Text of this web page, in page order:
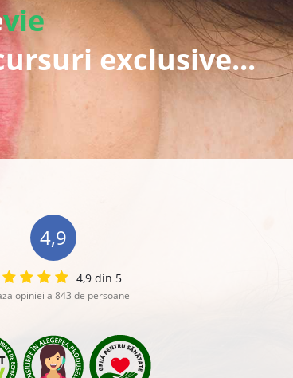
vie
exclusive...
4,9
4,9 din 5
opiniei a 843 de persoane